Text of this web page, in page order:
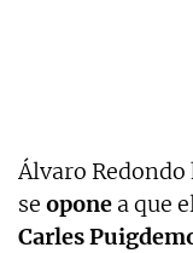
Álvaro Redondo
se opone a que
Carles